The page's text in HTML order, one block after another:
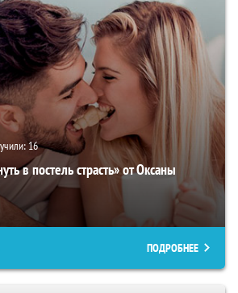
16
в постель страсть» от Оксаны
ПОДРОБНЕЕ